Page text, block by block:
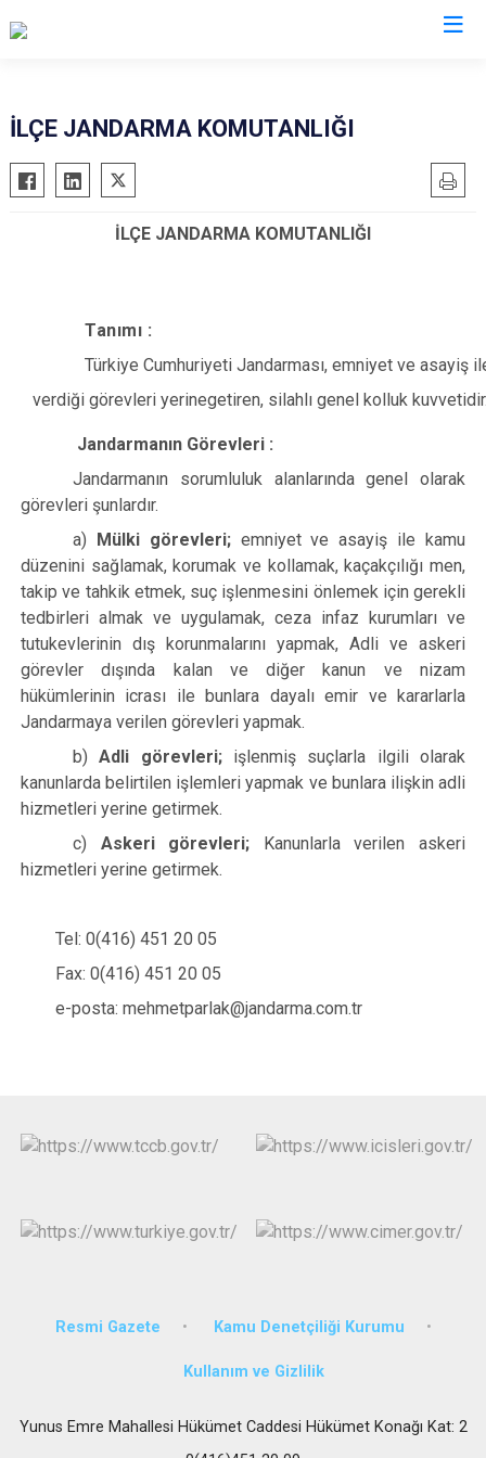
Besni
Çelikhan
İLÇE JANDARMA KOMUTANLIĞI
İLÇE JANDARMA KOMUTANLIĞI
Tanımı :
Türkiye Cumhuriyeti Jandarması, emniyet ve asayiş ile
verdiği görevleri yerinegetiren, silahlı genel kolluk
Jandarmanın Görevleri :
Jandarmanın sorumluluk alanlarında genel olarak
görevleri şunlardır.
a) Mülki görevleri;emniyet ve asayiş ile kamu
düzenini sağlamak, korumak ve kollamak, kaçakçılığı men,
takip ve tahkik etmek, suç işlenmesini önlemek için gerekli
tedbirleri almak ve uygulamak, ceza infaz kurumları ve
tutukevlerinin dış korunmalarını yapmak, Adli ve askeri
görevler dışında kalan ve diğer kanun ve nizam
hükümlerinin icrası ile bunlara dayalı emir ve kararlarla
Jandarmaya verilen görevleri yapmak.
b)Adli görevleri;işlenmiş suçlarla ilgili olarak
kanunlarda belirtilen işlemleri yapmak ve bunlara ilişkin adli
hizmetleri yerine getirmek.
c) Askeri görevleri; Kanunlarla verilen askeri
hizmetleri yerine getirmek.
Tel: 0(416) 451 20 05
Fax: 0(416) 451 20 05
e-posta: mehmetparlak@jandarma.com.tr
Resmi Gazete Kamu Denetçiliği Kurumu
Kullanım ve Gizlilik
Yunus Emre Mahallesi Hükümet Caddesi Hükümet Konağı Kat: 2